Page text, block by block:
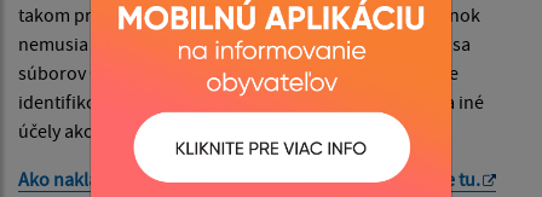
takom prípade niektoré funkcie týchto webových stránok
nemusia fungovať podľa určenia. Informácie týkajúce sa
súborov Cookies sa nepoužívajú na to, aby vás osobne
identifikovali. Tieto súbory Cookies sa nepoužívajú na iné
účely ako tie, ktoré sú tu popísané.
Ako nakladá Google s vašimi súbormi Cookies nájdetetu.